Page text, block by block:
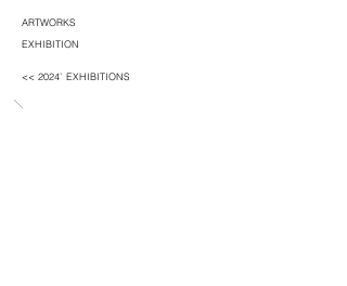
ARTWORKS
EXHIBITION
<< 2024` EXHIBITIONS